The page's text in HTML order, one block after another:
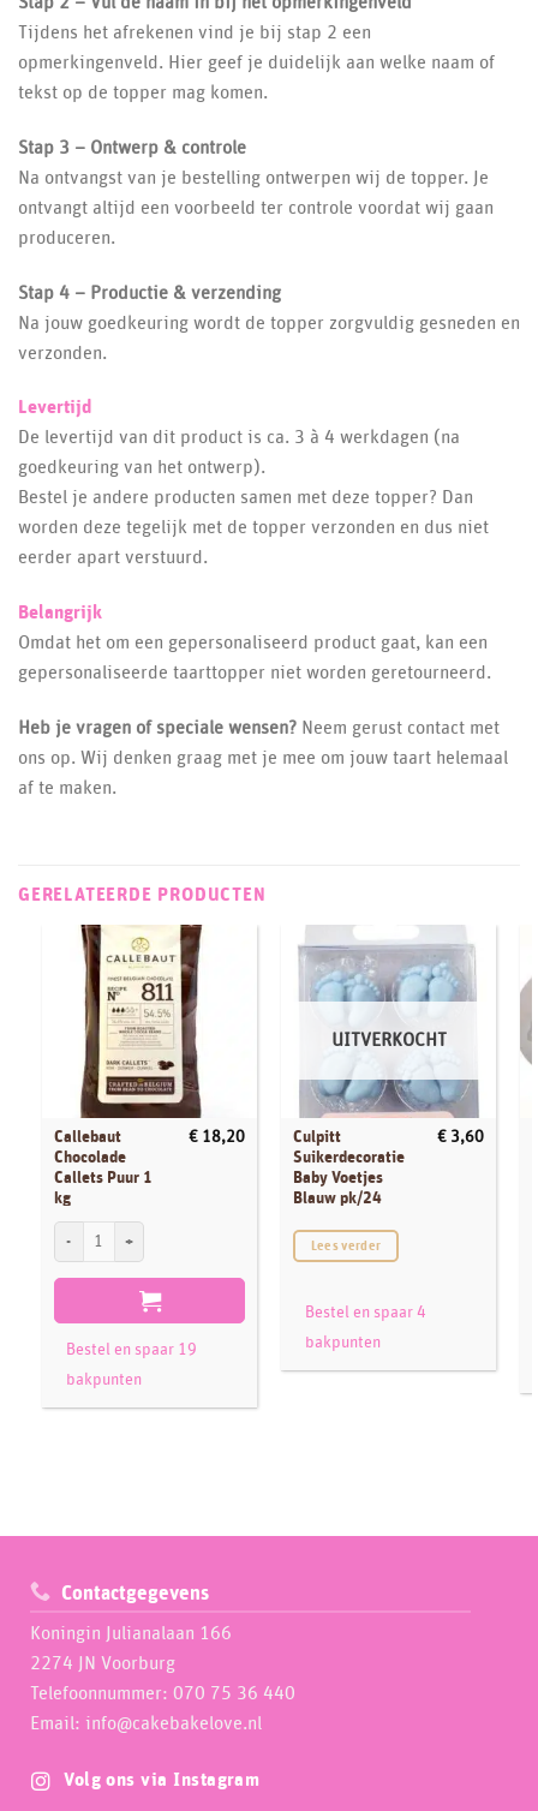
Tijdens het afrekenen vind je bij stap 2 een
opmerkingenveld. Hier geef je duidelijk aan welke naam of
tekst op de topper mag komen.
Stap 3 – Ontwerp & controle
Na ontvangst van je bestelling ontwerpen wij de topper. Je
ontvangt altijd een voorbeeld ter controle voordat wij gaan
produceren.
Stap 4 – Productie & verzending
Na jouw goedkeuring wordt de topper zorgvuldig gesneden en
verzonden.
Levertijd
De levertijd van dit product is ca. 3 à 4 werkdagen (na
goedkeuring van het ontwerp).
Bestel je andere producten samen met deze topper? Dan
worden deze tegelijk met de topper verzonden en dus niet
eerder apart verstuurd.
Belangrijk
Omdat het om een gepersonaliseerd product gaat, kan een
gepersonaliseerde taarttopper niet worden geretourneerd.
Heb je vragen of speciale wensen? Neem gerust contact met
ons op. Wij denken graag met je mee om jouw taart helemaal
af te maken.
GERELATEERDE PRODUCTEN
Callebaut
Chocolade
Callets Puur 1
kg
€ 18,20
Callebaut Chocolade Callets Puur 1 kg aantal
Bestel en spaar 19
bakpunten
UITVERKOCHT
Culpitt
Suikerdecoratie
Baby Voetjes
Blauw pk/24
€ 3,60
Lees verder
Bestel en spaar 4
bakpunten
Contactgegevens
Koningin Julianalaan 166
2274 JN Voorburg
Telefoonnummer: 070 75 36 440
Email: info@cakebakelove.nl
Volg ons via Instagram